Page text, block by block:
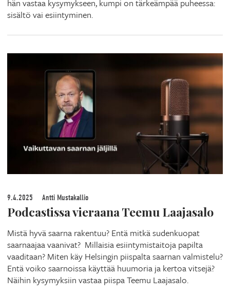
hän vastaa kysymykseen, kumpi on tärkeämpää puheessa:
sisältö vai esiintyminen.
9.4.2025 Antti Mustakallio
Podcastissa vieraana Teemu Laajasalo
Mistä hyvä saarna rakentuu? Entä mitkä sudenkuopat
saarnaajaa vaanivat? Millaisia esiintymistaitoja papilta
vaaditaan? Miten käy Helsingin piispalta saarnan valmistelu?
Entä voiko saarnoissa käyttää huumoria ja kertoa vitsejä?
Näihin kysymyksiin vastaa piispa Teemu Laajasalo.